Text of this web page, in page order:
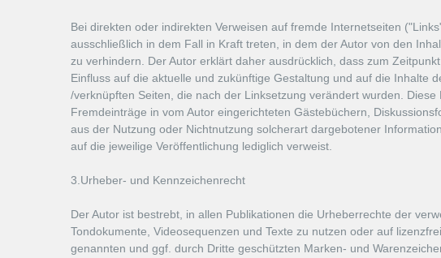
Bei direkten oder indirekten Verweisen auf fremde Internetseiten
ausschließlich in dem Fall in Kraft treten, in dem der Autor von den
zu verhindern. Der Autor erklärt daher ausdrücklich, dass zum
Einfluss auf die aktuelle und zukünftige Gestaltung und auf die Inhalte
/verknüpften Seiten, die nach der Linksetzung verändert wurden.
Fremdeinträge in vom Autor eingerichteten Gästebüchern,
aus der Nutzung oder Nichtnutzung solcherart dargebotener
auf die jeweilige Veröffentlichung lediglich verweist.
3.Urheber- und Kennzeichenrecht
Der Autor ist bestrebt, in allen Publikationen die Urheberrechte der
Tondokumente, Videosequenzen und Texte zu nutzen oder auf
genannten und ggf. durch Dritte geschützten Marken- und